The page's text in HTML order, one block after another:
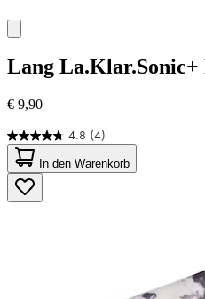
Lang La.Klar.Sonic+
€ 9,90
4.8 (4)
4.8
von
5
Sternen.
4
In den Warenkorb